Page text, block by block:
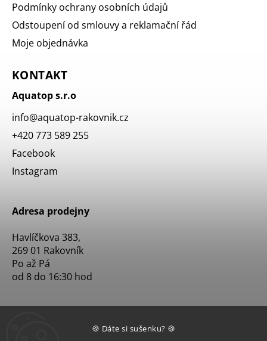
🍪 Dáte si sušenku? 🍪
Podmínky ochrany osobních údajů
Odstoupení od smlouvy a reklamační řád
Moje objednávka
KONTAKT
Aquatop s.r.o
info@aquatop-rakovnik.cz
+420 773 589 255
Facebook
Instagram
Adresa prodejny
Havlíčkova 383,
269 01 Rakovník
Po až Pá
od 8 do 16:30 hod